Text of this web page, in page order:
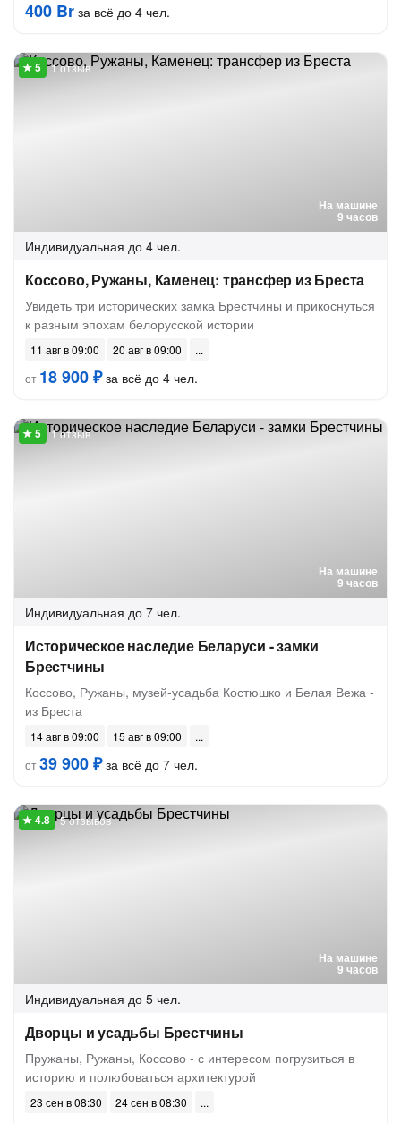
400 Br за всё до 4 чел.
На машине
9 часов
1 отзыв
Индивидуальная до 4 чел.
Коссово, Ружаны, Каменец: трансфер из Бреста
Увидеть три исторических замка Брестчины и прикоснуться
к разным эпохам белорусской истории
11 авг в 09:00
20 авг в 09:00
от 18 900 ₽за всё до 4 чел.
На машине
9 часов
1 отзыв
Индивидуальная до 7 чел.
Историческое наследие Беларуси - замки
Брестчины
Коссово, Ружаны, музей-усадьба Костюшко и Белая Вежа -
из Бреста
14 авг в 09:00
15 авг в 09:00
от39 900 ₽за всё до 7 чел.
На машине
9 часов
5 отзывов
Индивидуальная до 5 чел.
Дворцы и усадьбы Брестчины
Пружаны, Ружаны, Коссово - с интересом погрузиться в
историю и полюбоваться архитектурой
23 сен в 08:30
24 сен в 08:30